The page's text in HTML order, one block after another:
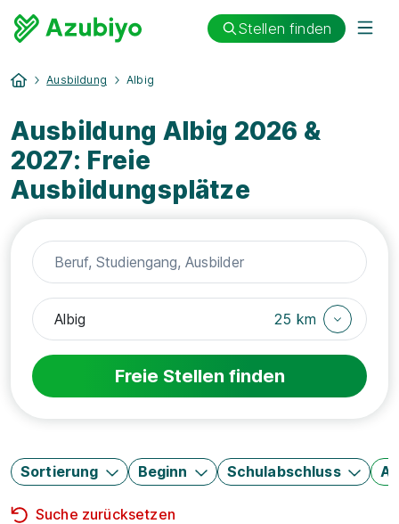
Stellen finden
Ausbildung Albig
Ausbildung Albig 2026 &
2027: Freie
Ausbildungsplätze
25 km
Freie Stellen finden
Sortierung Beginn Schulabschluss
Suche zurücksetzen